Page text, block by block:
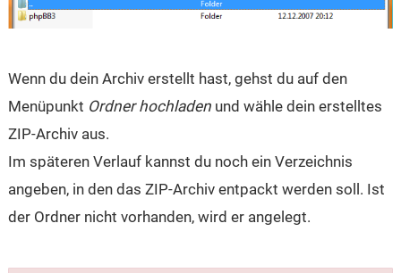
Wenn du dein Archiv erstellt hast, gehst du auf den
Menüpunkt Ordner hochladen und wähle dein erstelltes
ZIP-Archiv aus.
Im späteren Verlauf kannst du noch ein Verzeichnis
angeben, in den das ZIP-Archiv entpackt werden soll. Ist
der Ordner nicht vorhanden, wird er angelegt.